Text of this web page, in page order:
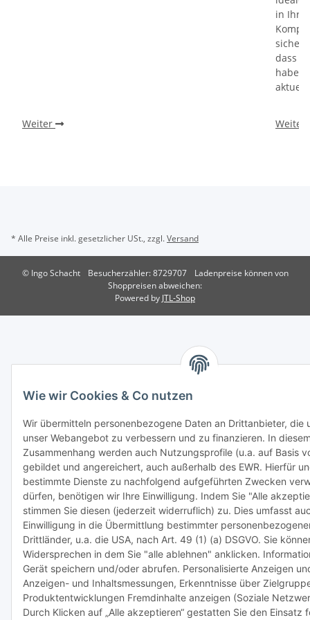
Weiter
in
dass
haben
Weiter
* Alle Preise inkl. gesetzlicher USt., zzgl.Versand
© Ingo Schacht Besucherzähler: 8729707
Ladenpreise können von
Shoppreisen abweichen:
Powered by JTL-Shop
Wie wir Cookies & Co nutzen
Wir übermitteln personenbezogene Daten an Drittanbieter, die
unser Webangebot zu verbessern und zu finanzieren. In
Zusammenhang werden auch Nutzungsprofile (u.a. auf Basis
gebildet und angereichert, auch außerhalb des EWR. Hierfür
bestimmte Dienste zu nachfolgend aufgeführten Zwecken
dürfen, benötigen wir Ihre Einwilligung. Indem Sie "Alle
stimmen Sie diesen (jederzeit widerruflich) zu. Dies umfasst
Einwilligung in die Übermittlung bestimmter
Drittländer, u.a. die USA, nach Art. 49 (1) (a) DSGVO. Sie
Widersprechen in dem Sie "alle ablehnen" anklicken.
Gerät speichern und/oder abrufen. Personalisierte Anzeigen
Anzeigen- und Inhaltsmessungen, Erkenntnisse über
Produktentwicklungen Fremdinhalte anzeigen (Soziale
Durch Klicken auf „Alle akzeptieren“ gestatten Sie den Einsatz